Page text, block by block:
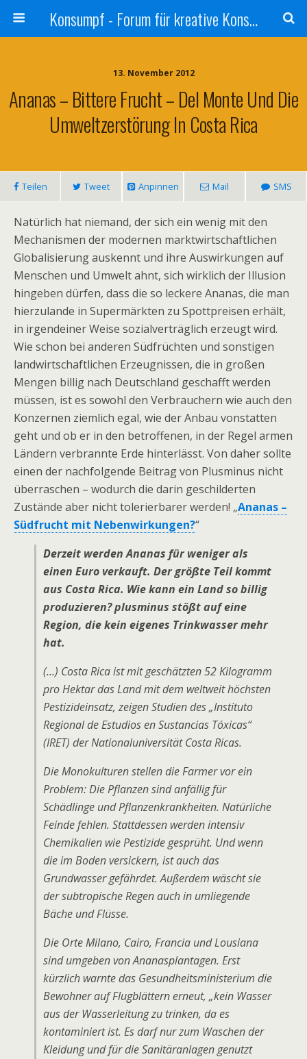
Konsumpf - Forum für kreative Konsumkritik - Culture Jamming, Nachhaltigkeit, Konzernkritik, Adbusting
13. November 2012
Ananas – Bittere Frucht – Del Monte Und Die
Umweltzerstörung In Costa Rica
Teilen Tweet Anpinnen Mail SMS
Natürlich hat niemand, der sich ein wenig mit den
Mechanismen der modernen marktwirtschaftlichen
Globalisierung auskennt und ihre Auswirkungen auf
Menschen und Umwelt ahnt, sich wirklich der Illusion
hingeben dürfen, dass die so leckere Ananas, die man
hierzulande in Supermärkten zu Spottpreisen erhält,
in irgendeiner Weise sozialverträglich erzeugt wird.
Wie schon bei anderen Südfrüchten und sonstigen
landwirtschaftlichen Erzeugnissen, die in großen
Mengen billig nach Deutschland geschafft werden
müssen, ist es sowohl den Verbrauchern wie auch den
Konzernen ziemlich egal, wie der Anbau vonstatten
geht und ob er in den betroffenen, in der Regel armen
Ländern verbrannte Erde hinterlässt. Von daher sollte
einen der nachfolgende Beitrag von Plusminus nicht
überraschen – wodurch die darin geschilderten
Zustände aber nicht tolerierbarer werden! „Ananas –
Südfrucht mit Nebenwirkungen?“
Derzeit werden Ananas für weniger als
einen Euro verkauft. Der größte Teil kommt
aus Costa Rica. Wie kann ein Land so billig
produzieren? plusminus stößt auf eine
Region, die kein eigenes Trinkwasser mehr
hat.
(…) Costa Rica ist mit geschätzten 52 Kilogramm
pro Hektar das Land mit dem weltweit höchsten
Pestizideinsatz, zeigen Studien des „Instituto
Regional de Estudios en Sustancias Tóxicas“
(IRET) der Nationaluniversität Costa Ricas.
Die Monokulturen stellen die Farmer vor ein
Problem: Die Pflanzen sind anfällig für
Schädlinge und Pflanzenkrankheiten. Natürliche
Feinde fehlen. Stattdessen werden intensiv
Chemikalien wie Pestizide gesprüht. Und wenn
die im Boden versickern, ist auch das
Grundwasser gefährdet. Außerdem wäscht sie
der subtropische Regen auch in umliegende
Bäche und Flüsse.
Die Orte Milano, Cairo, Francia und Lousiana
sind umgeben von Ananasplantagen. Erst
kürzlich warnte das Gesundheitsministerium die
Bewohner auf Flugblättern erneut, „kein Wasser
aus der Wasserleitung zu trinken, da es
kontaminiert ist. Es darf nur zum Waschen der
Kleidung und für die Sanitäranlagen genutzt